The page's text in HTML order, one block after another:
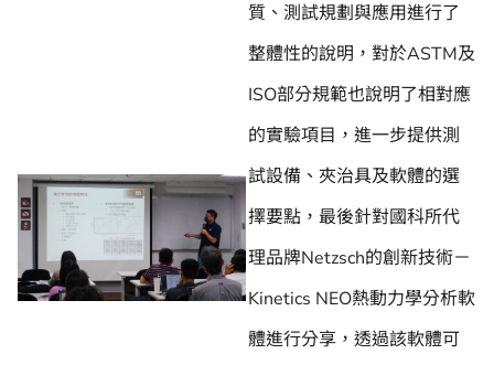
質、測試規劃與應用進行了
整體性的說明，對於ASTM及
ISO部分規範也說明了相對應
的實驗項目，進一步提供測
試設備、夾治具及軟體的選
擇要點，最後針對國科所代
理品牌Netzsch的創新技術－
Kinetics NEO熱動力學分析軟
體進行分享，透過該軟體可